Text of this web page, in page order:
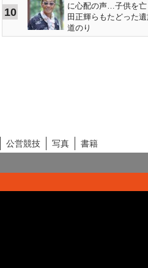
10
に心配の声…子供を亡
田正輝らもたどった
道のり
公営競技 写真
書籍